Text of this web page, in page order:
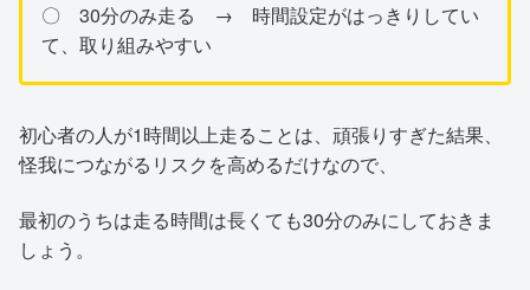
〇 30分のみ走る → 時間設定がはっきりしてい
て、取り組みやすい
初心者の人が1時間以上走ることは、頑張りすぎた結果、
怪我につながるリスクを高めるだけなので、
最初のうちは走る時間は長くても30分のみにしておきま
しょう。